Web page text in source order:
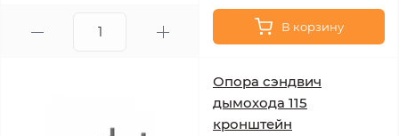
В корзину
Опора сэндвич
дымохода 115
кронштейн